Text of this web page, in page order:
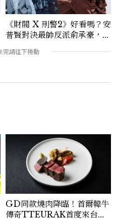
《財閥 X 刑警2》好看嗎？安
普賢對決最帥反派俞承豪，鄭
卡，用錢輾壓罪犯的陳利手回
GD同款燒肉降臨！首爾韓牛
傳奇TTEURAK首度來台，